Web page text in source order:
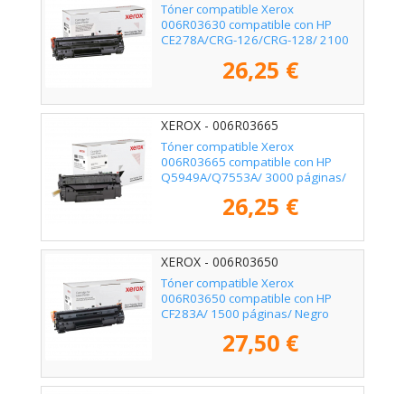
Tóner compatible Xerox
006R03630 compatible con HP
CE278A/CRG-126/CRG-128/ 2100
26,25 €
XEROX - 006R03665
Tóner compatible Xerox
006R03665 compatible con HP
Q5949A/Q7553A/ 3000 páginas/
26,25 €
XEROX - 006R03650
Tóner compatible Xerox
006R03650 compatible con HP
CF283A/ 1500 páginas/ Negro
27,50 €